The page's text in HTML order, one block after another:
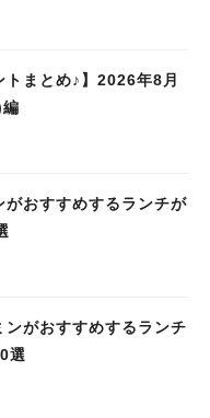
トまとめ♪】2026年8月
がおすすめするランチが
ンがおすすめするランチ
選